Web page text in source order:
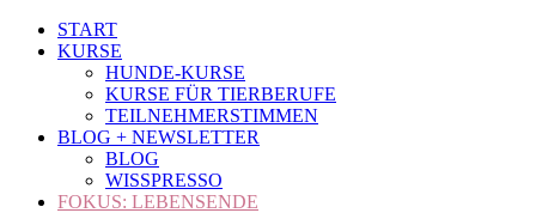
START
KURSE
HUNDE-KURSE
KURSE FÜR TIERBERUFE
TEILNEHMERSTIMMEN
BLOG + NEWSLETTER
BLOG
WISSPRESSO
FOKUS: LEBENSENDE